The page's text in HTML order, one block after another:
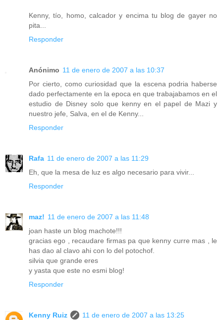
Kenny, tío, homo, calcador y encima tu blog de gayer no
pita...
Responder
Anónimo 11 de enero de 2007 a las 10:37
Por cierto, como curiosidad que la escena podria haberse
dado perfectamente en la epoca en que trabajabamos en el
estudio de Disney solo que kenny en el papel de Mazi y
nuestro jefe, Salva, en el de Kenny...
Responder
Rafa 11 de enero de 2007 a las 11:29
Eh, que la mesa de luz es algo necesario para vivir...
Responder
maz! 11 de enero de 2007 a las 11:48
joan haste un blog machote!!!
gracias ego , recaudare firmas pa que kenny curre mas , le
has dao al clavo ahi con lo del potochof.
silvia que grande eres
y yasta que este no esmi blog!
Responder
Kenny Ruiz 11 de enero de 2007 a las 13:25